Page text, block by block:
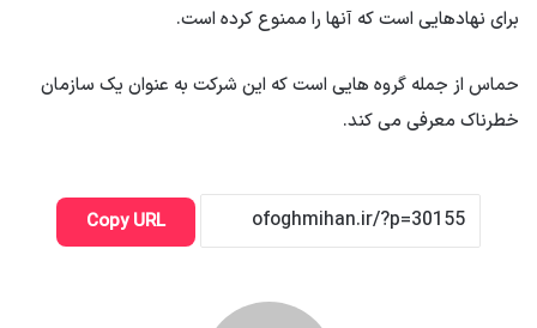
برای نهادهایی است که آنها را ممنوع کرده است.
حماس از جمله گروه هایی است که این شرکت به عنوان یک سازمان
خطرناک معرفی می کند.
Copy URL